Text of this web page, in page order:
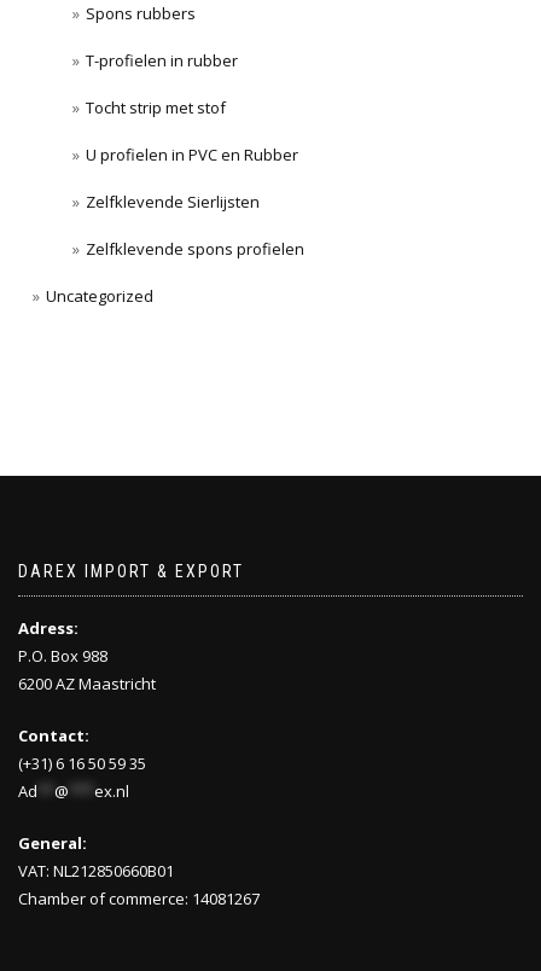
Spons rubbers
T-profielen in rubber
Tocht strip met stof
U profielen in PVC en Rubber
Zelfklevende Sierlijsten
Zelfklevende spons profielen
Uncategorized
DAREX IMPORT & EXPORT
Adress:
P.O. Box 988
6200 AZ Maastricht
Contact:
(+31) 6 16 50 59 35
Ad
@ ex.nl
General:
VAT: NL212850660B01
Chamber of commerce: 14081267